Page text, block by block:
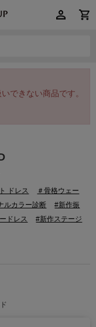
できない商品です。
ドレス
＃骨格ウェー
ルカラー診断
#新作振
ドレス
#新作ステージ